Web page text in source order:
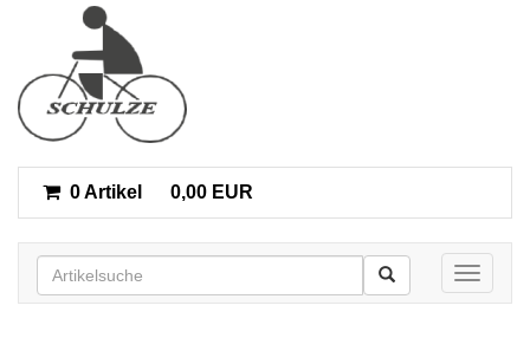
0 Artikel 0,00 EUR
Toggle